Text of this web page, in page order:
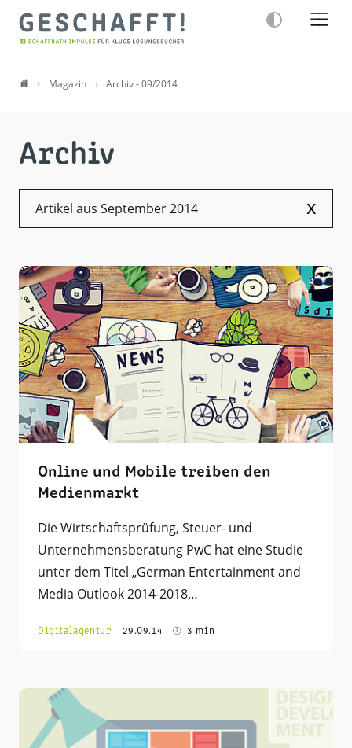
Magazin Archiv - 09/2014
Archiv
Artikel aus September 2014 x
Online und Mobile treiben den
Medienmarkt
Die Wirtschaftsprüfung, Steuer- und
Unternehmensberatung PwC hat eine Studie
unter dem Titel „German Entertainment and
Media Outlook 2014-2018…
Digitalagentur 29.09.14 3 min